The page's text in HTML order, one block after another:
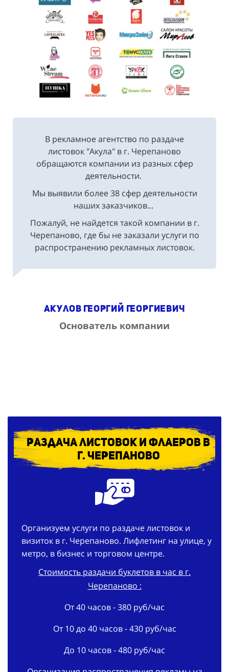
В рекламное агентство по раздаче
обращаются компании из разных сфер
деятельности.
Мы выявили более 38 сфер деятельности
наших заказчиков...
Пожалуй, не найдется такой компании в г.
распространению рекламных листовок.
Основатель компании
Раздача листовок и флаеров в
г. Черепаново
визиток в г. Черепаново. Лифлетинг на улице, у
метро, в бизнес и торговом центре.
Стоимость раздачи буклетов в час в г.
Черепаново :
От 40 часов - 380 руб/час
От 10 до 40 часов - 430 руб/час
До 10 часов - 480 руб/час
Организация распространения рекламы на